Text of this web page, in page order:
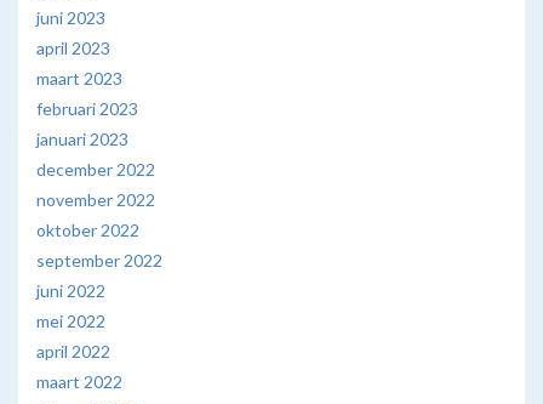
juni 2023
april 2023
maart 2023
februari 2023
januari 2023
december 2022
november 2022
oktober 2022
september 2022
juni 2022
mei 2022
april 2022
maart 2022